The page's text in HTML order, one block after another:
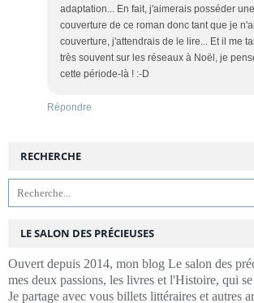
adaptation... En fait, j'aimerais posséder
couverture de ce roman donc tant que je
couverture, j'attendrais de le lire... Et il me
très souvent sur les réseaux à Noël, je
cette période-là ! :-D
Répondre
RECHERCHE
LE SALON DES PRÉCIEUSES
Ouvert depuis 2014, mon blog Le salon des
mes deux passions, les livres et l'Histoire, qui
Je partage avec vous billets littéraires et autres